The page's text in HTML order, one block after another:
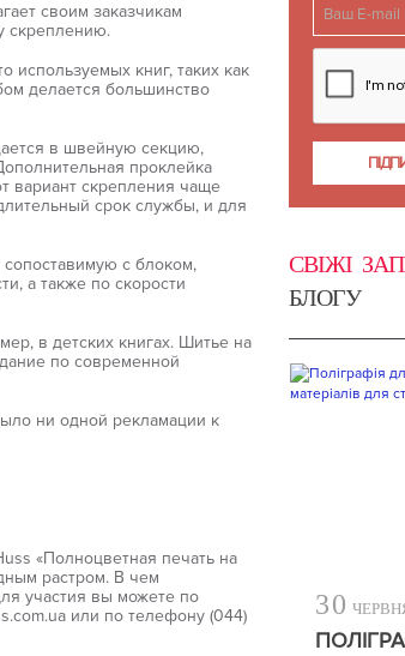
своим заказчикам
скреплению.
используемых книг, таких как
делается большинство
в швейную секцию,
проклейка
вариант скрепления чаще
срок службы, и для
с блоком,
а также по скорости
в детских книгах. Шитье на
по современной
ни одной рекламации к
«Полноцветная печать на
растром. В чем
участия вы можете по
или по телефону (044)
СВІЖІ
БЛОГУ
30